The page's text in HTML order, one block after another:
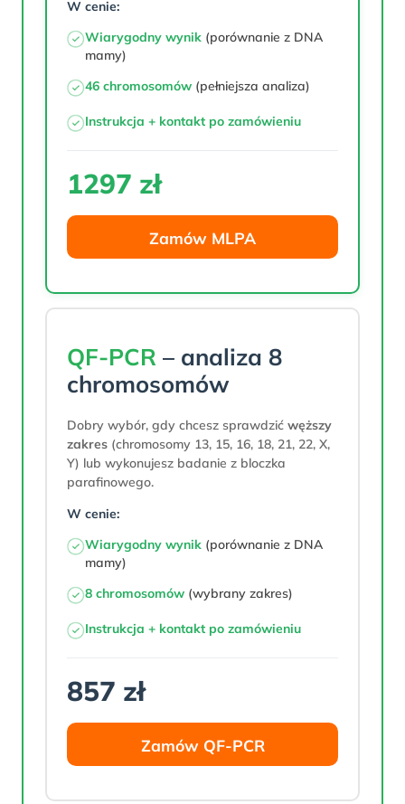
W cenie:
Wiarygodny wynik (porównanie z DNA
mamy)
46 chromosomów (pełniejsza analiza)
Instrukcja + kontakt po zamówieniu
1297 zł
Zamów MLPA
QF-PCR – analiza 8
chromosomów
Dobry wybór, gdy chcesz sprawdzić węższy
zakres (chromosomy 13, 15, 16, 18, 21, 22, X,
Y) lub wykonujesz badanie z bloczka
parafinowego.
W cenie:
Wiarygodny wynik (porównanie z DNA
mamy)
8 chromosomów (wybrany zakres)
Instrukcja + kontakt po zamówieniu
857 zł
Zamów QF-PCR